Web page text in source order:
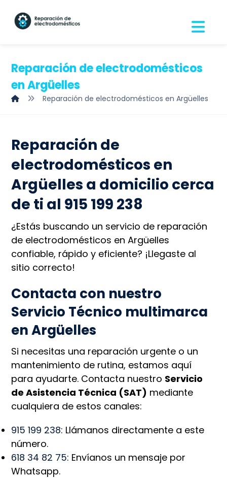
Reparación de electrodomésticos
en Argüelles
Reparación de electrodomésticos en Argüelles
Reparación de
electrodomésticos en
Argüelles a domicilio cerca
de ti al 915 199 238
¿Estás buscando un servicio de reparación
de electrodomésticos en Argüelles
confiable, rápido y eficiente? ¡Llegaste al
sitio correcto!
Contacta con nuestro
Servicio Técnico multimarca
en Argüelles
Si necesitas una reparación urgente o un
mantenimiento de rutina, estamos aquí
para ayudarte. Contacta nuestro Servicio
de Asistencia Técnica (SAT) mediante
cualquiera de estos canales:
915 199 238: Llámanos directamente a este
número.
618 34 82 75: Envíanos un mensaje por
Whatsapp.